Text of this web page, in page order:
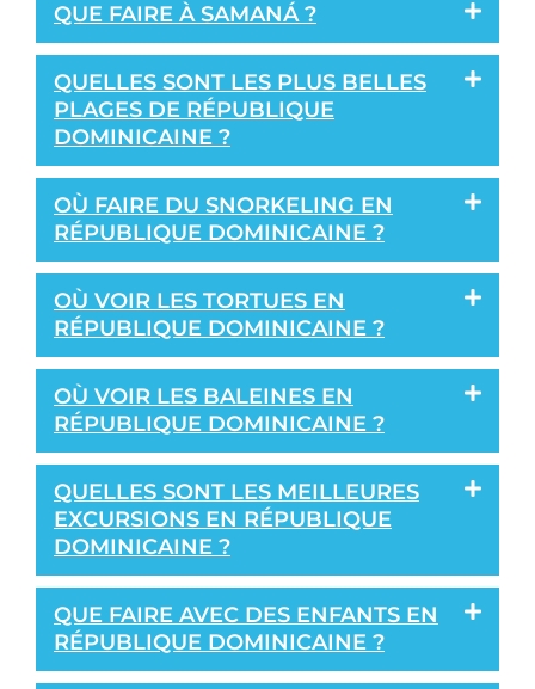
QUE FAIRE À SAMANÁ ?
QUELLES SONT LES PLUS BELLES
PLAGES DE RÉPUBLIQUE
DOMINICAINE ?
OÙ FAIRE DU SNORKELING EN
RÉPUBLIQUE DOMINICAINE ?
OÙ VOIR LES TORTUES EN
RÉPUBLIQUE DOMINICAINE ?
OÙ VOIR LES BALEINES EN
RÉPUBLIQUE DOMINICAINE ?
QUELLES SONT LES MEILLEURES
EXCURSIONS EN RÉPUBLIQUE
DOMINICAINE ?
QUE FAIRE AVEC DES ENFANTS EN
RÉPUBLIQUE DOMINICAINE ?